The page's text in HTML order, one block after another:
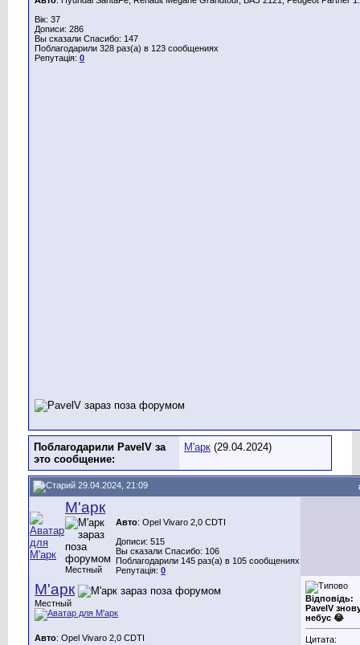
Вік: 37
Дописи: 286
Вы сказали Спасибо: 147
Поблагодарили 328 раз(а) в 123 сообщениях
Репутація: 0
Поблагодарили PavelV за
это сообщение:
М'арк (29.04.2024)
29.04.2024, 21:09
М'арк
Местный
Авто: Opel Vivaro 2,0 CDTI
Дописи: 515
Вы сказали Спасибо: 106
Поблагодарили 145 раз(а) в 105 сообщениях
Репутація: 0
М'арк
Местный
Авто: Opel Vivaro 2,0 CDTI
Відповідь:
PavelV
небус 😂
Цитата: